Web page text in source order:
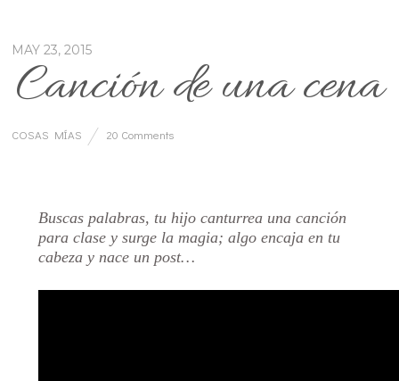
MAY 23, 2015
Canción de una cena
COSAS MÍAS 20 Comments
Buscas palabras, tu hijo canturrea una canción
para clase y surge la magia; algo encaja en tu
cabeza y nace un post…